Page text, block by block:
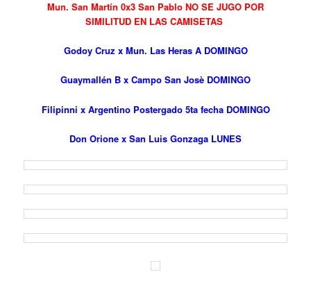
Mun. San Martín 0x3 San Pablo NO SE JUGO POR
SIMILITUD EN LAS CAMISETAS
Godoy Cruz x Mun. Las Heras A DOMINGO
Guaymallén B x Campo San Josè DOMINGO
Filipinni x Argentino Postergado 5ta fecha DOMINGO
Don Orione x San Luis Gonzaga LUNES